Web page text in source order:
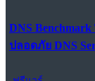
DNS
ปลอดภัย DNS